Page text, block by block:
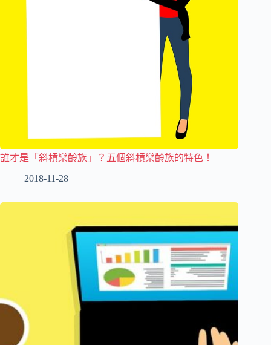
誰才是「斜槓樂齡族」？五個斜槓樂齡族的特色！
2018-11-28